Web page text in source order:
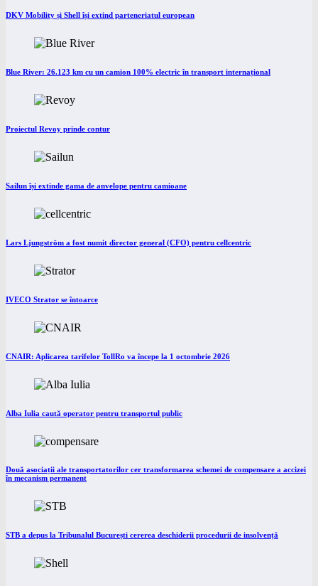
DKV Mobility și Shell își extind parteneriatul european
Blue River: 26.123 km cu un camion 100% electric în transport internațional
Proiectul Revoy prinde contur
Sailun își extinde gama de anvelope pentru camioane
Lars Ljungström a fost numit director general (CFO) pentru cellcentric
IVECO Strator se întoarce
CNAIR: Aplicarea tarifelor TollRo va începe la 1 octombrie 2026
Alba Iulia caută operator pentru transportul public
Două asociații ale transportatorilor cer transformarea schemei de compensare a accizei
în mecanism permanent
STB a depus la Tribunalul București cererea deschiderii procedurii de insolvență